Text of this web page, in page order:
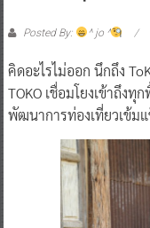
Posted By: ^ jo ^
คิดอะไรไม่ออก นึกถึง
TOKO เชื่อมโยงเข้าถึง
พัฒนาการท่องเที่ยวเข้ม